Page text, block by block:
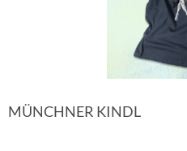
MÜNCHNER KINDL